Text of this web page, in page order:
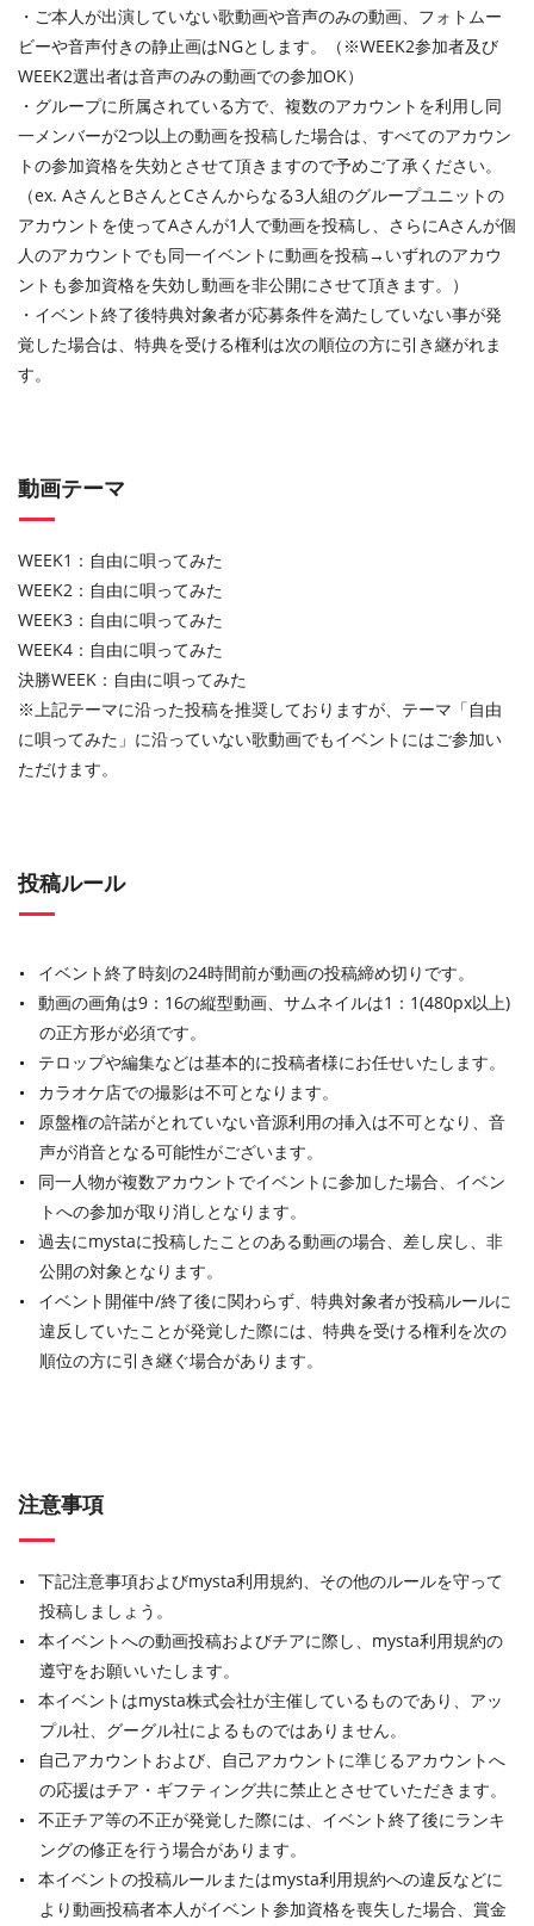
・ご本人が出演していない歌動画や音声のみの動画、フォトムー
ビーや音声付きの静止画はNGとします。（※WEEK2参加者及び
WEEK2選出者は音声のみの動画での参加OK）
・グループに所属されている方で、複数のアカウントを利用し同
一メンバーが2つ以上の動画を投稿した場合は、すべてのアカウン
トの参加資格を失効とさせて頂きますので予めご了承ください。
（ex. AさんとBさんとCさんからなる3人組のグループユニットの
アカウントを使ってAさんが1人で動画を投稿し、さらにAさんが個
人のアカウントでも同一イベントに動画を投稿→いずれのアカウ
ントも参加資格を失効し動画を非公開にさせて頂きます。）
・イベント終了後特典対象者が応募条件を満たしていない事が発
覚した場合は、特典を受ける権利は次の順位の方に引き継がれま
す。
動画テーマ
WEEK1：自由に唄ってみた
WEEK2：自由に唄ってみた
WEEK3：自由に唄ってみた
WEEK4：自由に唄ってみた
決勝WEEK：自由に唄ってみた
※上記テーマに沿った投稿を推奨しておりますが、テーマ「自由
に唄ってみた」に沿っていない歌動画でもイベントにはご参加い
ただけます。
投稿ルール
イベント終了時刻の24時間前が動画の投稿締め切りです。
動画の画角は9：16の縦型動画、サムネイルは1：1(480px以上)
の正方形が必須です。
テロップや編集などは基本的に投稿者様にお任せいたします。
カラオケ店での撮影は不可となります。
原盤権の許諾がとれていない音源利用の挿入は不可となり、音
声が消音となる可能性がございます。
同一人物が複数アカウントでイベントに参加した場合、イベン
トへの参加が取り消しとなります。
過去にmystaに投稿したことのある動画の場合、差し戻し、非
公開の対象となります。
イベント開催中/終了後に関わらず、特典対象者が投稿ルールに
違反していたことが発覚した際には、特典を受ける権利を次の
順位の方に引き継ぐ場合があります。
注意事項
下記注意事項およびmysta利用規約、その他のルールを守って
投稿しましょう。
本イベントへの動画投稿およびチアに際し、mysta利用規約の
遵守をお願いいたします。
本イベントはmysta株式会社が主催しているものであり、アッ
プル社、グーグル社によるものではありません。
自己アカウントおよび、自己アカウントに準じるアカウントへ
の応援はチア・ギフティング共に禁止とさせていただきます。
不正チア等の不正が発覚した際には、イベント終了後にランキ
ングの修正を行う場合があります。
本イベントの投稿ルールまたはmysta利用規約への違反などに
より動画投稿者本人がイベント参加資格を喪失した場合、賞金